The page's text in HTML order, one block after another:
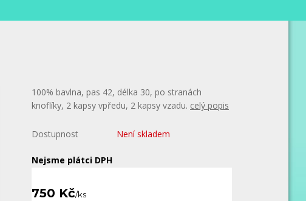
100% bavlna, pas 42, délka 30, po stranách
knoflíky, 2 kapsy vpředu, 2 kapsy vzadu. celý popis
Dostupnost Není skladem
Nejsme plátci DPH
750 Kč/ks